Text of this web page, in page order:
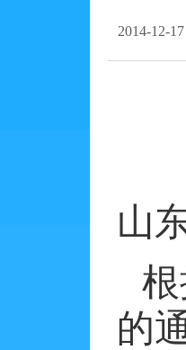
2014-12-
山
的